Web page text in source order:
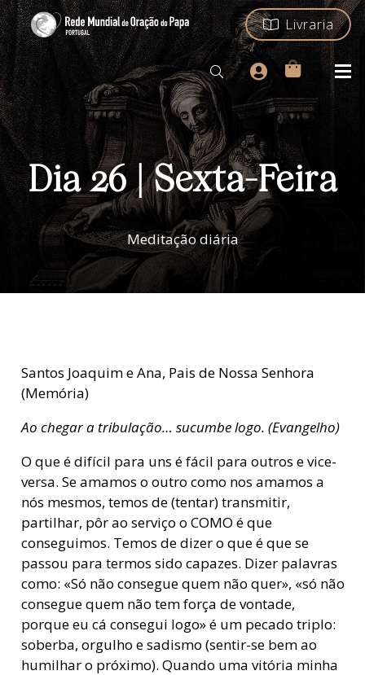
Livraria
Dia 26 | Sexta-Feira
Meditação diária
Santos Joaquim e Ana, Pais de Nossa Senhora
(Memória)
Ao chegar a tribulação… sucumbe logo. (Evangelho)
O que é difícil para uns é fácil para outros e vice-
versa. Se amamos o outro como nos amamos a
nós mesmos, temos de (tentar) transmitir,
partilhar, pôr ao serviço o COMO é que
conseguimos. Temos de dizer o que é que se
passou para termos sido capazes. Dizer palavras
como: «Só não consegue quem não quer», «só não
consegue quem não tem força de vontade,
porque eu cá consegui logo» é um pecado triplo:
soberba, orgulho e sadismo (sentir-se bem ao
humilhar o próximo). Quando uma vitória minha